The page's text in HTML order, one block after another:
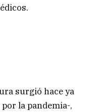
surgió hace ya
la pandemia-,